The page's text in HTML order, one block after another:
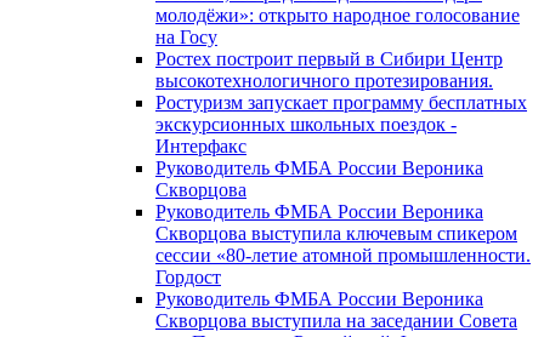
молодёжи»: открыто народное голосование
на Госу
Ростех построит первый в Сибири Центр
высокотехнологичного протезирования.
Ростуризм запускает программу бесплатных
экскурсионных школьных поездок -
Интерфакс
Руководитель ФМБА России Вероника
Скворцова
Руководитель ФМБА России Вероника
Скворцова выступила ключевым спикером
сессии «80-летие атомной промышленности.
Гордост
Руководитель ФМБА России Вероника
Скворцова выступила на заседании Совета